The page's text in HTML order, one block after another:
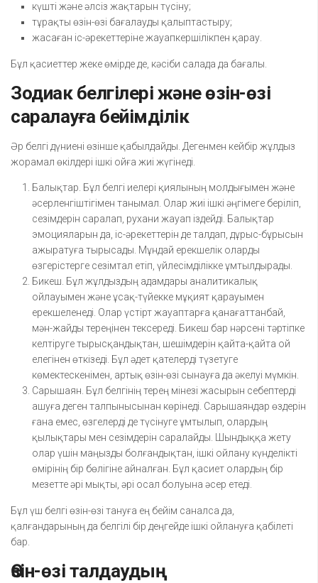
күшті және әлсіз жақтарын түсіну;
тұрақты өзін-өзі бағалауды қалыптастыру;
жасаған іс-әрекеттеріне жауапкершілікпен қарау.
Бұл қасиеттер жеке өмірде де, кәсіби салада да бағалы.
Зодиак белгілері және өзін-өзі
саралауға бейімділік
Әр белгі дүниені өзінше қабылдайды. Дегенмен кейбір жұлдыз
жорамал өкілдері ішкі ойға жиі жүгінеді.
Балықтар. Бұл белгі иелері қиялының молдығымен және
әсерленгіштігімен танымал. Олар жиі ішкі әңгімеге беріліп,
сезімдерін саралап, рухани жауап іздейді. Балықтар
эмоцияларын да, іс-әрекеттерін де талдап, дұрыс-бұрысын
ажыратуға тырысады. Мұндай ерекшелік оларды
өзгерістерге сезімтал етіп, үйлесімділікке ұмтылдырады.
Бикеш. Бұл жұлдыздың адамдары аналитикалық
ойлауымен және ұсақ-түйекке мұқият қарауымен
ерекшеленеді. Олар үстірт жауаптарға қанағаттанбай,
мән-жайды тереңінен тексереді. Бикеш бар нәрсені тәртіпке
келтіруге тырысқандықтан, шешімдерін қайта-қайта ой
елегінен өткізеді. Бұл әдет қателерді түзетуге
көмектескенімен, артық өзін-өзі сынауға да әкелуі мүмкін.
Сарышаян. Бұл белгінің терең мінезі жасырын себептерді
ашуға деген талпынысынан көрінеді. Сарышаяндар өздерін
ғана емес, өзгелерді де түсінуге ұмтылып, олардың
қылықтары мен сезімдерін саралайды. Шындыққа жету
олар үшін маңызды болғандықтан, ішкі ойлану күнделікті
өмірінің бір бөлігіне айналған. Бұл қасиет олардың бір
мезетте әрі мықты, әрі осал болуына әсер етеді.
Бұл үш белгі өзін-өзі тануға ең бейім саналса да,
қалғандарының да белгілі бір деңгейде ішкі ойлануға қабілеті
бар.
Өзін-өзі талдаудың